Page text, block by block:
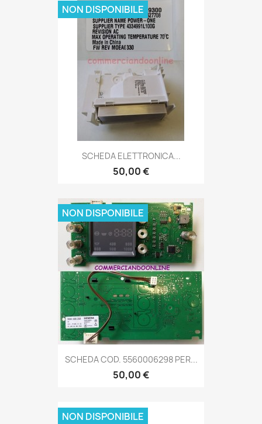
SCHEDA ELETTRONICA...
50,00 €
NON DISPONIBILE
SCHEDA COD. 5560006298 PER...
50,00 €
NON DISPONIBILE
NON DISPONIBILE